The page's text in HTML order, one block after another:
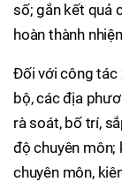
số; gắn kết quả
hoàn thành
Đối với công tác
bộ, các địa
rà soát, bố trí,
độ chuyên
chuyên môn,